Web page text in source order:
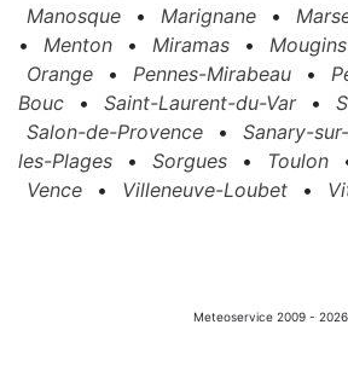
Manosque
• Marignane •
•
Menton • Miramas • Mougins
Orange
• Pennes-Mirabeau •
Bouc
• Saint-Laurent-du-Var •
Salon-de-Provence
• Sanary-
les-Plages
• Sorgues • Toulon
Vence
• Villeneuve-Loubet •
Meteoservice 2009 - 2026